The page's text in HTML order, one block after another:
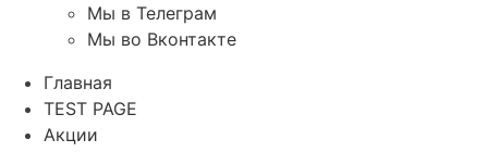
Мы в Телеграм
Мы во Вконтакте
Главная
TEST PAGE
Акции